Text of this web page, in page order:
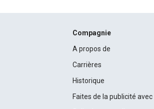
Compagnie
A propos de
Carrières
Historique
Faites de la publicité